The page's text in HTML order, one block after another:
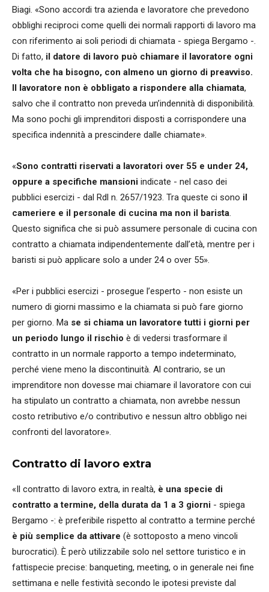
Biagi. «Sono accordi tra azienda e lavoratore che prevedono
obblighi reciproci come quelli dei normali rapporti di lavoro ma
con riferimento ai soli periodi di chiamata - spiega Bergamo -.
Di fatto, il datore di lavoro può chiamare il lavoratore ogni
volta che ha bisogno, con almeno un giorno di preavviso.
Il lavoratore non è obbligato a rispondere alla chiamata,
salvo che il contratto non preveda un’indennità di disponibilità.
Ma sono pochi gli imprenditori disposti a corrispondere una
specifica indennità a prescindere dalle chiamate».
«Sono contratti riservati a lavoratori over 55 e under 24,
oppure a specifiche mansioni indicate - nel caso dei
pubblici esercizi - dal Rdl n. 2657/1923. Tra queste ci sono il
cameriere e il personale di cucina ma non il barista.
Questo significa che si può assumere personale di cucina con
contratto a chiamata indipendentemente dall’età, mentre per i
baristi si può applicare solo a under 24 o over 55».
«Per i pubblici esercizi - prosegue l’esperto - non esiste un
numero di giorni massimo e la chiamata si può fare giorno
per giorno. Ma se si chiama un lavoratore tutti i giorni per
un periodo lungo il rischio è di vedersi trasformare il
contratto in un normale rapporto a tempo indeterminato,
perché viene meno la discontinuità. Al contrario, se un
imprenditore non dovesse mai chiamare il lavoratore con cui
ha stipulato un contratto a chiamata, non avrebbe nessun
costo retributivo e/o contributivo e nessun altro obbligo nei
confronti del lavoratore».
Contratto di lavoro extra
«Il contratto di lavoro extra, in realtà, è una specie di
contratto a termine, della durata da 1 a 3 giorni - spiega
Bergamo -: è preferibile rispetto al contratto a termine perché
è più semplice da attivare (è sottoposto a meno vincoli
burocratici). È però utilizzabile solo nel settore turistico e in
fattispecie precise: banqueting, meeting, o in generale nei fine
settimana e nelle festività secondo le ipotesi previste dal